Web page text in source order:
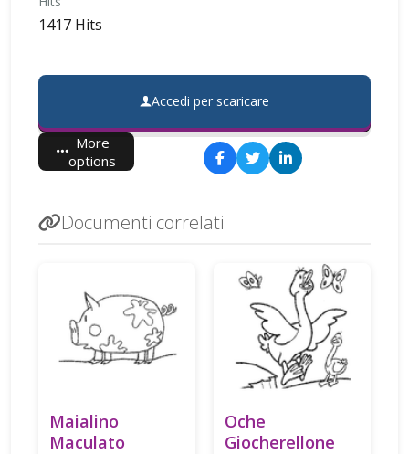
1417 Hits
Accedi per scaricare
More
options
Documenti correlati
Maialino
Maculato
Oche
Giocherellone